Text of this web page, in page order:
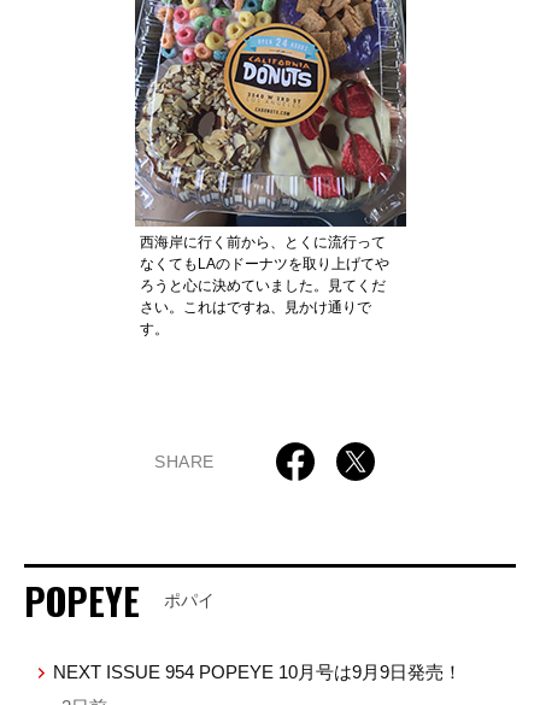
西海岸に行く前から、とくに流行って
なくてもLAのドーナツを取り上げてや
ろうと心に決めていました。見てくだ
さい。これはですね、見かけ通りで
す。
SHARE
POPEYE ポパイ
NEXT ISSUE 954 POPEYE 10月号は9月9日発売！